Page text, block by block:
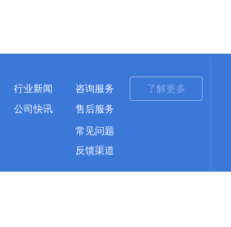
咨询服务 了解更多
行业新闻
公司快讯
反馈渠道
常见问题
售后服务